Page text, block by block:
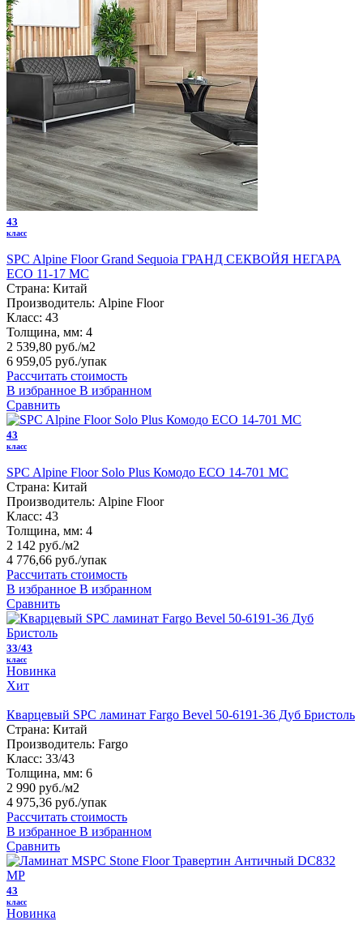
43
класс
SPC Alpine Floor Grand Sequoia ГРАНД СЕКВОЙЯ НЕГАРА
ECO 11-17 MC
Страна: Китай
Производитель: Alpine Floor
Класс: 43
Толщина, мм: 4
2 539,80 руб./м2
6 959,05 руб./упак
Рассчитать стоимость
В избранное В избранном
Сравнить
43
класс
SPC Alpine Floor Solo Plus Комодо ЕСО 14-701 MC
Страна: Китай
Производитель: Alpine Floor
Класс: 43
Толщина, мм: 4
2 142 руб./м2
4 776,66 руб./упак
Рассчитать стоимость
В избранное В избранном
Сравнить
33/43
класс
Новинка
Хит
Кварцевый SPC ламинат Fargo Bevel 50-6191-36 Дуб Бристоль
Страна: Китай
Производитель: Fargo
Класс: 33/43
Толщина, мм: 6
2 990 руб./м2
4 975,36 руб./упак
Рассчитать стоимость
В избранное В избранном
Сравнить
43
класс
Новинка